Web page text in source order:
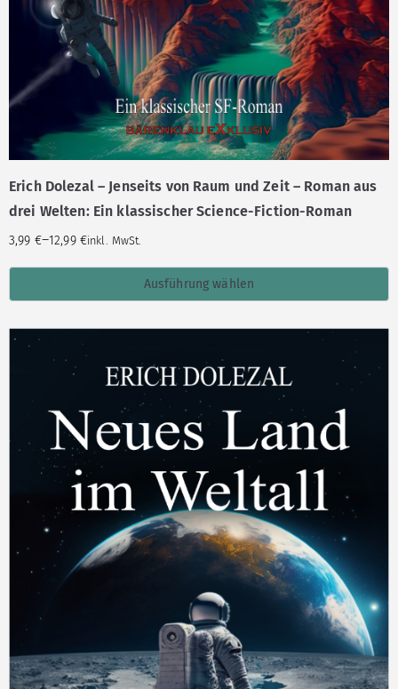
Erich Dolezal – Jenseits von Raum und Zeit – Roman aus
drei Welten: Ein klassischer Science-Fiction-Roman
3,99 €–12,99 €inkl. MwSt.
Ausführung wählen